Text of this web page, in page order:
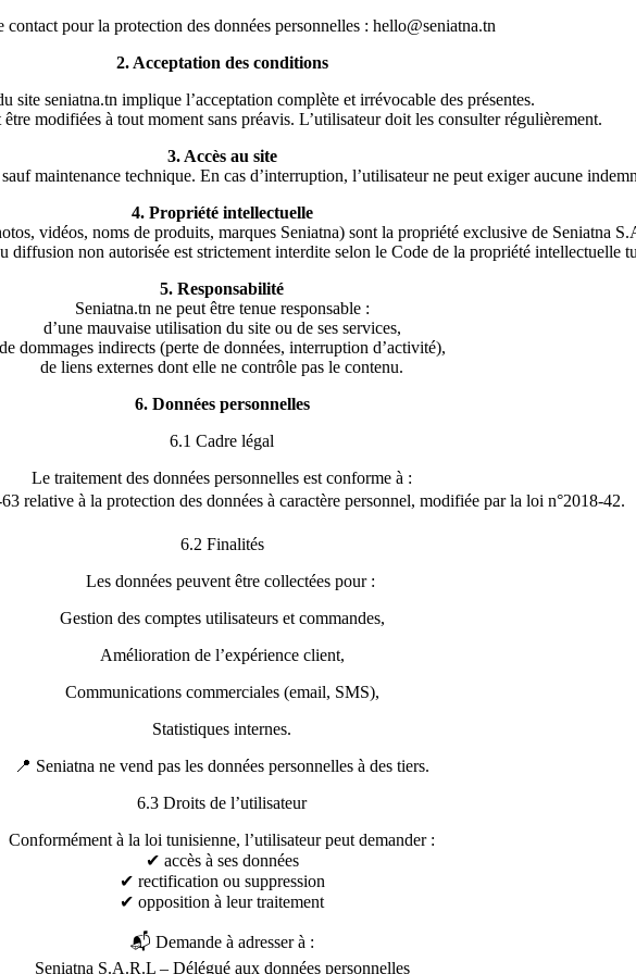
contact pour la protection des données personnelles : hello@seniatna.tn
2. Acceptation des conditions
site seniatna.tn implique l’acceptation complète et irrévocable des présentes.
modifiées à tout moment sans préavis. L’utilisateur doit les consulter régulièrement.
3. Accès au site
maintenance technique. En cas d’interruption, l’utilisateur ne peut exiger aucune
4. Propriété intellectuelle
vidéos, noms de produits, marques Seniatna) sont la propriété exclusive de Seniatna
non autorisée est strictement interdite selon le Code de la propriété intellectuelle
5. Responsabilité
Seniatna.tn ne peut être tenue responsable :
d’une mauvaise utilisation du site ou de ses services,
de dommages indirects (perte de données, interruption d’activité),
de liens externes dont elle ne contrôle pas le contenu.
6. Données personnelles
6.1 Cadre légal
Le traitement des données personnelles est conforme à :
relative à la protection des données à caractère personnel, modifiée par la loi n°2018-42.
6.2 Finalités
Les données peuvent être collectées pour :
Gestion des comptes utilisateurs et commandes,
Amélioration de l’expérience client,
Communications commerciales (email, SMS),
Statistiques internes.
📍 Seniatna ne vend pas les données personnelles à des tiers.
6.3 Droits de l’utilisateur
Conformément à la loi tunisienne, l’utilisateur peut demander :
✔ accès à ses données
✔ rectification ou suppression
✔ opposition à leur traitement
📬 Demande à adresser à :
Seniatna S.A.R.L – Délégué aux données personnelles